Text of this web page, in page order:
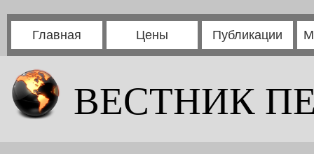
Главная Цены Публикации
ВЕСТНИК